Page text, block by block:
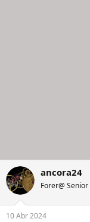
ancora24
Forer@ Senior
10 Abr 2024